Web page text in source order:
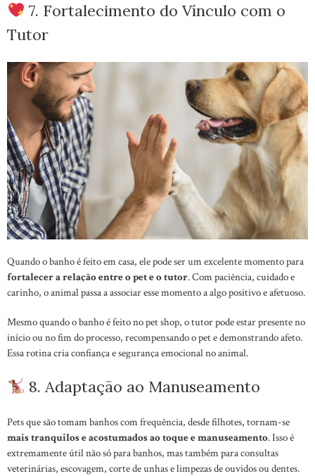
7. Fortalecimento do Vínculo com o
Tutor
Quando o banho é feito em casa, ele pode ser um excelente momento para
fortalecer a relação entre o pet e o tutor. Com paciência, cuidado e
carinho, o animal passa a associar esse momento a algo positivo e afetuoso.
Mesmo quando o banho é feito no pet shop, o tutor pode estar presente no
início ou no fim do processo, recompensando o pet e demonstrando afeto.
Essa rotina cria confiança e segurança emocional no animal.
8. Adaptação ao Manuseamento
Pets que são tomam banhos com frequência, desde filhotes, tornam-se
mais tranquilos e acostumados ao toque e manuseamento. Isso é
extremamente útil não só para banhos, mas também para consultas
veterinárias, escovagem, corte de unhas e limpezas de ouvidos ou dentes.